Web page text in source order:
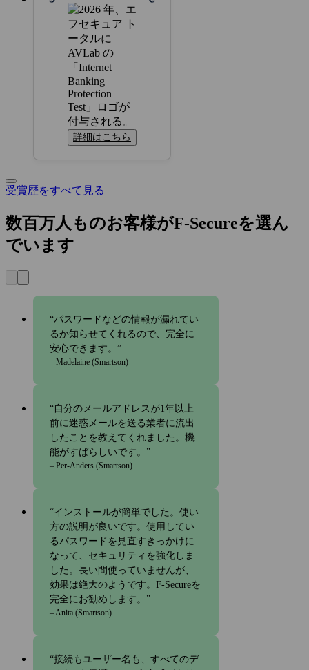
詳細はこちら
受賞歴をすべて見る
数百万人ものお客様がF‑Secureを選ん
でいます
パスワードなどの情報が漏れてい
るか知らせてくれるので、完全に
安心できます。
– Madelaine (Smartson)
自分のメールアドレスが1年以上
前に迷惑メールを送る業者に流出
したことを教えてくれました。機
能がすばらしいです。
– Per-Anders (Smartson)
インストールが簡単でした。使い
方の説明が良いです。使用してい
るパスワードを見直すきっかけに
なって、セキュリティを強化しま
した。長い間使っていませんが、
効果は絶大のようです。F‑Secureを
完全にお勧めします。
– Anita (Smartson)
接続もユーザー名も、すべてのデ